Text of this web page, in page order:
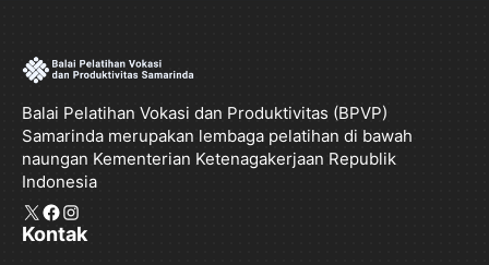
Balai Pelatihan Vokasi dan Produktivitas (BPVP)
Samarinda merupakan lembaga pelatihan di bawah
naungan Kementerian Ketenagakerjaan Republik
Indonesia
X Facebook
Instagram
Kontak